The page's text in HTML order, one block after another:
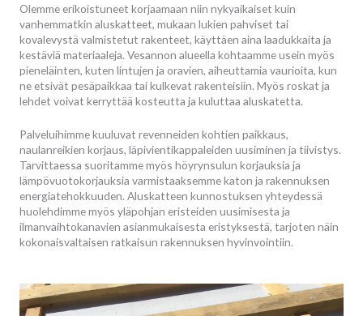
Olemme erikoistuneet korjaamaan niin nykyaikaiset kuin
vanhemmatkin aluskatteet, mukaan lukien pahviset tai
kovalevystä valmistetut rakenteet, käyttäen aina laadukkaita ja
kestäviä materiaaleja. Vesannon alueella kohtaamme usein myös
pieneläinten, kuten lintujen ja oravien, aiheuttamia vaurioita, kun
ne etsivät pesäpaikkaa tai kulkevat rakenteisiin. Myös roskat ja
lehdet voivat kerryttää kosteutta ja kuluttaa aluskatetta.
Palveluihimme kuuluvat revenneiden kohtien paikkaus,
naulanreikien korjaus, läpivientikappaleiden uusiminen ja tiivistys.
Tarvittaessa suoritamme myös höyrynsulun korjauksia ja
lämpövuotokorjauksia varmistaaksemme katon ja rakennuksen
energiatehokkuuden. Aluskatteen kunnostuksen yhteydessä
huolehdimme myös yläpohjan eristeiden uusimisesta ja
ilmanvaihtokanavien asianmukaisesta eristyksestä, tarjoten näin
kokonaisvaltaisen ratkaisun rakennuksen hyvinvointiin.